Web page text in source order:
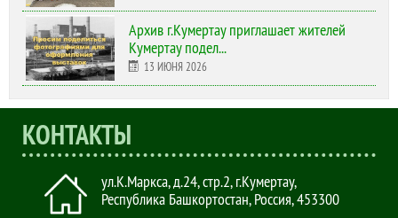
Архив г.Кумертау приглашает жителей
Кумертау подел...
13 ИЮНЯ 2026
КОНТАКТЫ
ул.К.Маркса, д.24, стр.2,г.Кумертау,
Республика Башкортостан, Россия,453300